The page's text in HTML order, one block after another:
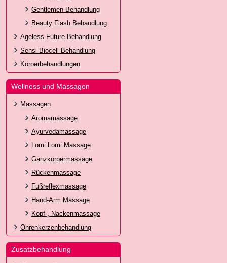
Gentlemen Behandlung
Beauty Flash Behandlung
Ageless Future Behandlung
Sensi Biocell Behandlung
Körperbehandlungen
Wellness und Massagen
Massagen
Aromamassage
Ayurvedamassage
Lomi Lomi Massage
Ganzkörpermassage
Rückenmassage
Fußreflexmassage
Hand-Arm Massage
Kopf-, Nackenmassage
Ohrenkerzenbehandlung
Zusatzbehandlung